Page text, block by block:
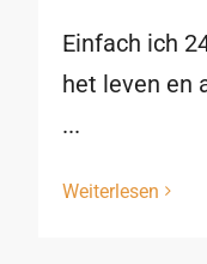
Einfach ich
het leven en
...
Weiterlesen